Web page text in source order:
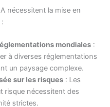
nécessitent la mise en
mondiales :
à diverses réglementations
un paysage complexe.
sur les risques : Les
risque nécessitent des
strictes.